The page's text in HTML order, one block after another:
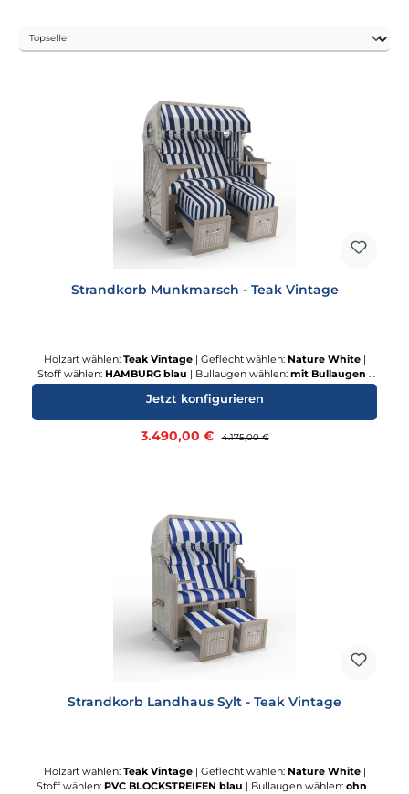
Strandkorb Munkmarsch - Teak Vintage
Holzart wählen: Teak Vintage | Geflecht wählen: Nature White |
Stoff wählen: HAMBURG blau | Bullaugen wählen: mit Bullaugen
Abdeckhaube wählen:Silverline| Rollensatz:Terrassenrollen
Verkaufspreis:
3.490,00 € Regulärer Preis:
4.175,00 €
Jetzt konfigurieren
Strandkorb Landhaus Sylt - Teak Vintage
Holzart wählen: Teak Vintage | Geflecht wählen: Nature White |
Stoff wählen: PVC BLOCKSTREIFEN blau | Bullaugen wählen: ohne